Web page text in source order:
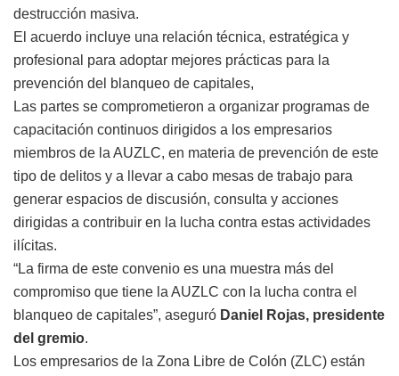
destrucción masiva.
El acuerdo incluye una relación técnica, estratégica y
profesional para adoptar mejores prácticas para la
prevención del blanqueo de capitales,
Las partes se comprometieron a organizar programas de
capacitación continuos dirigidos a los empresarios
miembros de la AUZLC, en materia de prevención de este
tipo de delitos y a llevar a cabo mesas de trabajo para
generar espacios de discusión, consulta y acciones
dirigidas a contribuir en la lucha contra estas actividades
ilícitas.
“La firma de este convenio es una muestra más del
compromiso que tiene la AUZLC con la lucha contra el
blanqueo de capitales”, aseguró Daniel Rojas, presidente
del gremio.
Los empresarios de la Zona Libre de Colón (ZLC) están